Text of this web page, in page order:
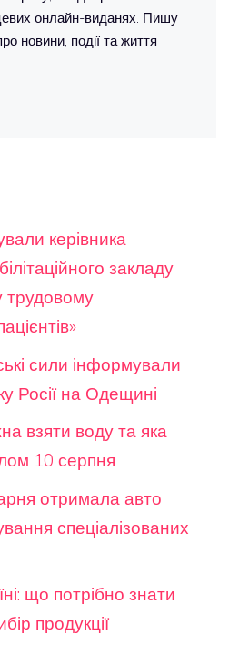
онлайн-виданях. Пишу
новини, події та життя
керівника
закладу
трудовому
сили інформували
Росії на Одещині
взяти воду та яка
10 серпня
отримала авто
спеціалізованих
що потрібно знати
продукції